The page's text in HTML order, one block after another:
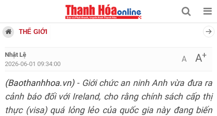
THẾ GIỚI
Nhật Lệ
2026-06-01 09:34:00
A A+
(Baothanhhoa.vn)- Giới chức an ninh Anh vừa đưa ra
cảnh báo đối với Ireland, cho rằng chính sách cấp thị
thực (visa) quá lỏng lẻo của quốc gia này đang biến